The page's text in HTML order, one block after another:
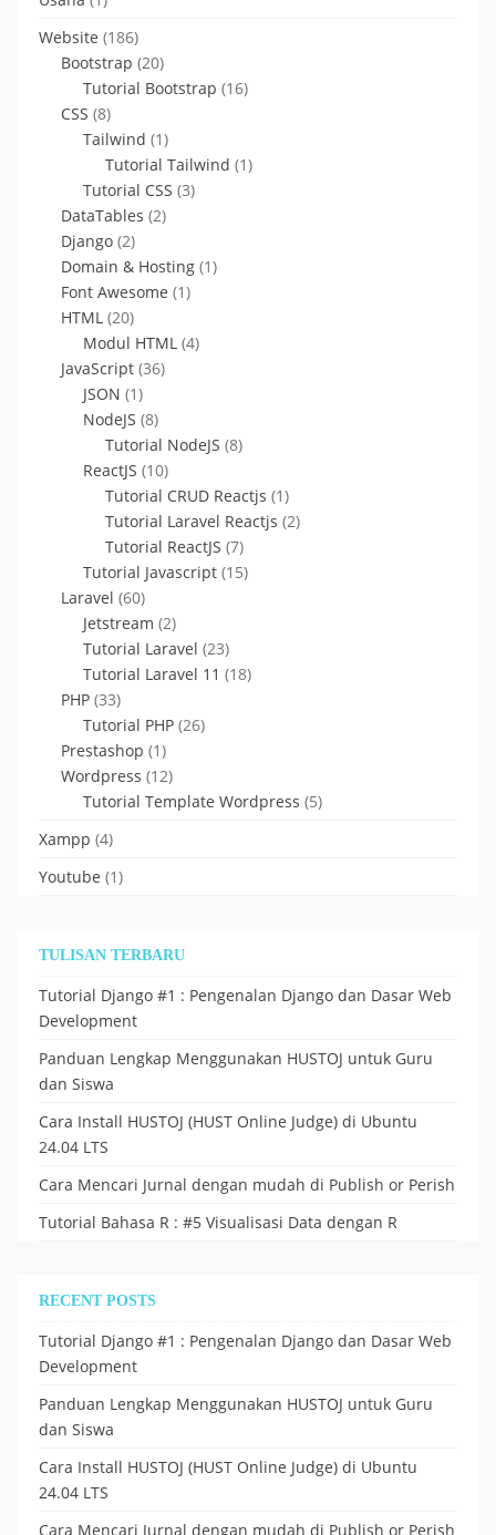
Website (186)
Bootstrap (20)
Tutorial Bootstrap (16)
CSS (8)
Tailwind (1)
Tutorial Tailwind (1)
Tutorial CSS (3)
DataTables (2)
Django (2)
Domain & Hosting (1)
Font Awesome (1)
HTML (20)
Modul HTML (4)
JavaScript (36)
JSON (1)
NodeJS (8)
Tutorial NodeJS (8)
ReactJS (10)
Tutorial CRUD Reactjs (1)
Tutorial Laravel Reactjs (2)
Tutorial ReactJS (7)
Tutorial Javascript (15)
Laravel (60)
Jetstream (2)
Tutorial Laravel (23)
Tutorial Laravel 11 (18)
PHP (33)
Tutorial PHP (26)
Prestashop (1)
Wordpress (12)
Tutorial Template Wordpress (5)
Xampp (4)
Youtube (1)
TULISAN TERBARU
Tutorial Django #1 : Pengenalan Django dan Dasar Web
Development
Panduan Lengkap Menggunakan HUSTOJ untuk Guru
dan Siswa
Cara Install HUSTOJ (HUST Online Judge) di Ubuntu
24.04 LTS
Cara Mencari Jurnal dengan mudah di Publish or Perish
Tutorial Bahasa R : #5 Visualisasi Data dengan R
RECENT POSTS
Tutorial Django #1 : Pengenalan Django dan Dasar Web
Development
Panduan Lengkap Menggunakan HUSTOJ untuk Guru
dan Siswa
Cara Install HUSTOJ (HUST Online Judge) di Ubuntu
24.04 LTS
Cara Mencari Jurnal dengan mudah di Publish or Perish